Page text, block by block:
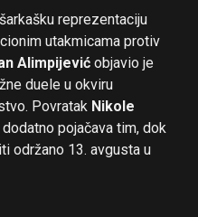
reprezentaciju
utakmicama protiv
Alimpijević objavio je
duele u okviru
Povratak Nikole
dodatno pojačava tim, dok
održano 13. avgusta u